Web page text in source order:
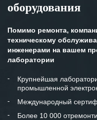
Мы
и
лет
оборудования
Помимо ремонта,
техническому
инженерами на вашем
лаборатории
Крупнейшая
промышленной
Международный
Более 10 000